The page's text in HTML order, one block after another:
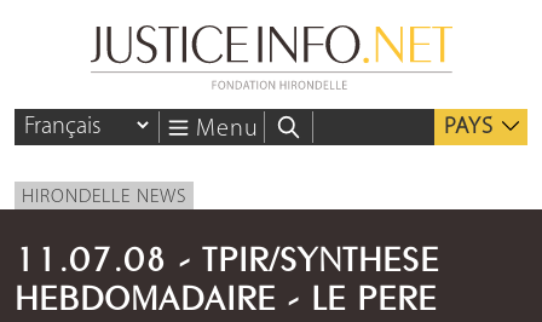
Menu PAYS
HIRONDELLE NEWS
11.07.08 - TPIR/SYNTHESE
HEBDOMADAIRE - LE PERE